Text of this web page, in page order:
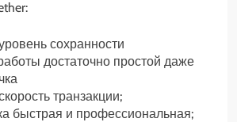
сохранности
достаточно простой даже
транзакции;
быстрая и профессиональная;